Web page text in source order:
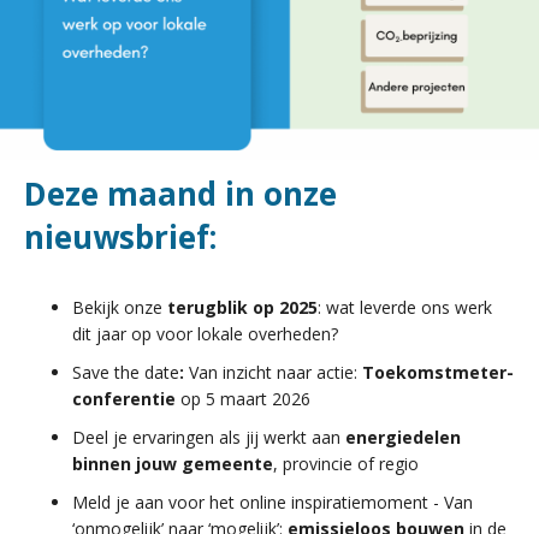
Deze maand in onze
nieuwsbrief:
Bekijk onze terugblik op 2025: wat leverde ons werk
dit jaar op voor lokale overheden?
Save the date: Van inzicht naar actie: Toekomstmeter-
conferentie op 5 maart 2026
Deel je ervaringen als jij werkt aan energiedelen
binnen jouw gemeente, provincie of regio
Meld je aan voor het online inspiratiemoment - Van
‘onmogelijk’ naar ‘mogelijk’: emissieloos bouwen in de